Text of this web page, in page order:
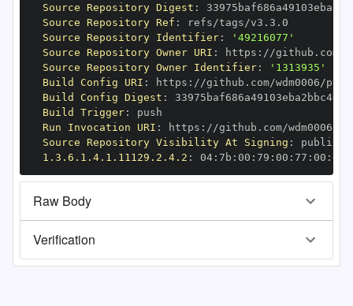
Source Repository Digest :
Source Repository Ref :
Source Repository Identifier:
'49216077'
Source Repository Owner URI : https :
Source Repository Owner Identifier:
'1313935'
Build Config URI : https : //github.com/wdm0006/
Build Config Digest :
Build Trigger:
Run Invocation URI : https :
Source Repository Visibility At Signing :
1.3.6.1.4.1.11129.2.4.2 : 04: 7b : 00 : 79 : 00 : 77 : 00 : dd
Raw Body
Verification